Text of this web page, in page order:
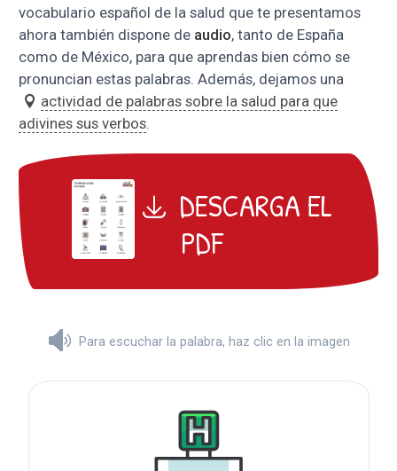
vocabulario español de la salud que te presentamos
ahora también dispone de audio, tanto de España
como de México, para que aprendas bien cómo se
pronuncian estas palabras. Además, dejamos una
actividad de palabras sobre la salud para que
adivines sus verbos.
DESCARGA EL
PDF
Para escuchar la palabra, haz clic en la imagen